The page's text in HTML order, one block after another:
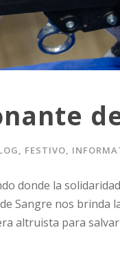
, FESTIVO,
donde la
Sangre nos brinda
altruista para salvar